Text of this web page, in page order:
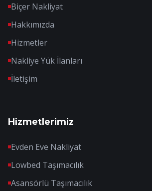
Biçer Nakliyat
Hakkımızda
Hizmetler
Nakliye Yük İlanları
İletişim
Hizmetlerimiz
Evden Eve Nakliyat
Lowbed Taşımacılık
Asansörlü Taşımacılık